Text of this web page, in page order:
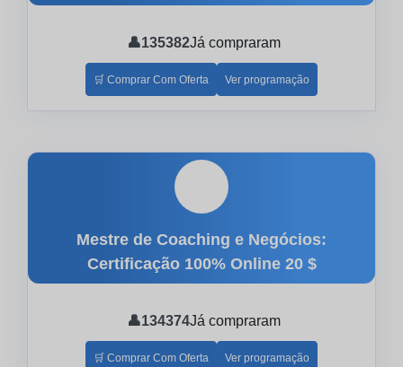
👤135382Já compraram
🛒 Comprar Com Oferta Ver programação
Mestre de Coaching e Negócios:
Certificação 100% Online 20 $
👤134374Já compraram
🛒 Comprar Com Oferta Ver programação